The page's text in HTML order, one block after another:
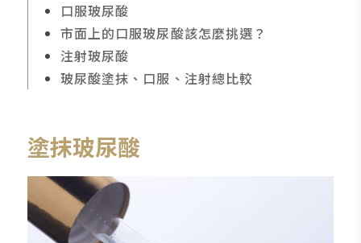
口服玻尿酸
市面上的口服玻尿酸該怎麼挑選？
注射玻尿酸
玻尿酸塗抹、口服、注射總比較
塗抹玻尿酸